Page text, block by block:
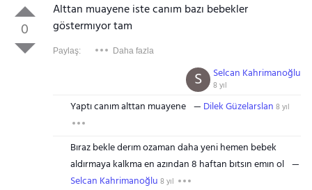
0
Alttan muayene iste canım bazı bebekler
göstermıyor tam
Paylaş: Daha fazla
Selcan Kahrimanoğlu
8 yıl
S
Yaptı canım alttan muayene Dilek Güzelarslan 8 yıl
Bıraz bekle derım ozaman daha yeni hemen bebek
aldırmaya kalkma en azından 8 haftan bıtsın emın ol
Selcan Kahrimanoğlu 8 yıl